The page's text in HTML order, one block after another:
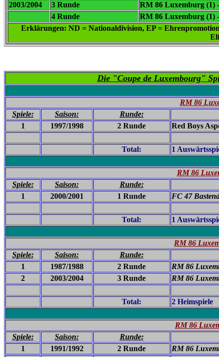
2003/2004
3 Runde
RM 86 Luxemburg (1)
4 Runde
RM 86 Luxemburg (1)
Erklärungen: ND = Nationaldivision, EP =
Die "Coupe de Luxembourg"
RM 86
Spiele:
Saison:
Runde:
1
1997/1998 2 Runde Red Boys
Total: 1
RM 86
Spiele:
Saison:
Runde:
1
2000/2001 1 Runde FC 47
Total: 1
RM 86
Spiele:
Saison:
Runde:
1
1987/1988 2 Runde
RM 86
2
2003/2004 3 Runde RM 86
Total: 2 Heimspiele
RM 86
Spiele:
Saison:
Runde:
1
1991/1992 2 Runde RM 86